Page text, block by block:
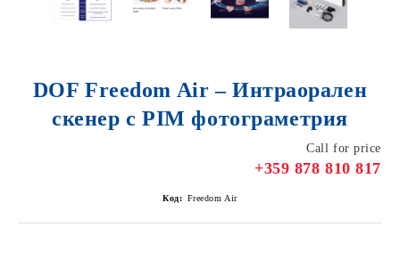
DOF Freedom Air – Интраорален
скенер с PIM фотограметрия
Call for price
+359 878 810 817
Код: Freedom Air